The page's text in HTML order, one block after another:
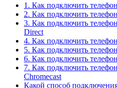
1. Как подключить
2. Как подключить
3. Как подключить
Direct
4. Как подключить
5. Как подключить
6. Как подключить
7. Как подключить
Chromecast
Какой способ